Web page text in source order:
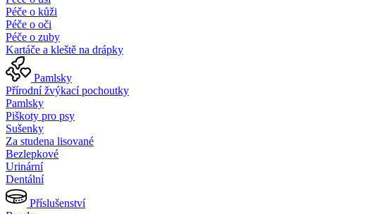
Péče o kůži
Péče o oči
Péče o zuby
Kartáče a kleště na drápky
Pamlsky
Přírodní žvýkací pochoutky
Pamlsky
Piškoty pro psy
Sušenky
Za studena lisované
Bezlepkové
Urinární
Dentální
Příslušenství